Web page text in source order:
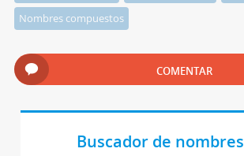
Nombres compuestos
COMENTAR
Buscador de nombres